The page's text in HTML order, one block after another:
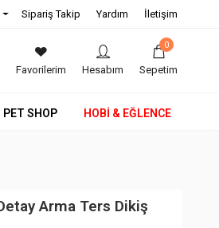
Sipariş Takip Yardım İletişim
Favorilerim Hesabım
0
Sepetim
PET SHOP HOBİ & EĞLENCE
Arma Ters Dikiş